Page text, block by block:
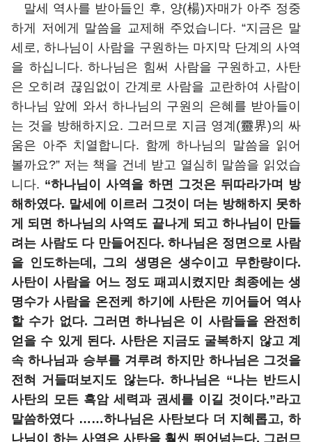
말세 역사를 받아들인 후, 양(楊)자매가 아주 정중
하게 저에게 말씀을 교제해 주었습니다. “지금은 말
세로, 하나님이 사람을 구원하는 마지막 단계의 사역
을 하십니다. 하나님은 힘써 사람을 구원하고, 사탄
은 오히려 끊임없이 간계로 사람을 교란하여 사람이
하나님 앞에 와서 하나님의 구원의 은혜를 받아들이
는 것을 방해하지요. 그러므로 지금 영계(靈界)의 싸
움은 아주 치열합니다. 함께 하나님의 말씀을 읽어
볼까요?” 저는 책을 건네 받고 열심히 말씀을 읽었습
니다. “하나님이 사역을 하면 그것은 뒤따라가며 방
해하였다. 말세에 이르러 그것이 더는 방해하지 못하
게 되면 하나님의 사역도 끝나게 되고 하나님이 만들
려는 사람도 다 만들어진다. 하나님은 정면으로 사람
을 인도하는데, 그의 생명은 생수이고 무한량이다.
사탄이 사람을 어느 정도 패괴시켰지만 최종에는 생
명수가 사람을 온전케 하기에 사탄은 끼어들어 역사
할 수가 없다. 그러면 하나님은 이 사람들을 완전히
얻을 수 있게 된다. 사탄은 지금도 굴복하지 않고 계
속 하나님과 승부를 겨루려 하지만 하나님은 그것을
전혀 거들떠보지도 않는다. 하나님은 “나는 반드시
사탄의 모든 흑암 세력과 권세를 이길 것이다.”라고
말씀하였다 ……하나님은 사탄보다 더 지혜롭고, 하
나님이 하는 사역은 사탄을 훨씬 뛰어넘는다. 그러므